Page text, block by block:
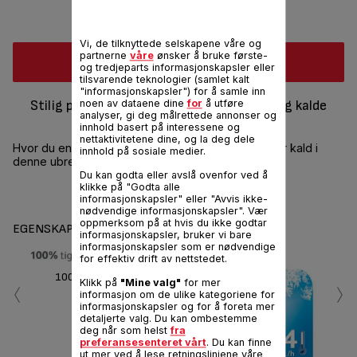
Kjøp online
Stilig praktisk termos og kopp for varme og kalde
drikker.
Hvor du enn reiser, kan du holde drikken varm eller kald i
denne ubrekkelige termosen. 1/0,7/0,5 l versjoner.
Del Send
EGENSKAPER
100 % lekkasjesikker
‹ ›
Vi, de tilknyttede selskapene våre og
partnerne våreønsker å bruke første-
og tredjeparts informasjonskapsler eller
tilsvarende teknologier (samlet kalt
"informasjonskapsler") for å samle inn
noen av dataene dinefor å utføre
analyser, gi deg målrettede annonser og
innhold basert på interessene og
nettaktivitetene dine, og la deg dele
innhold på sosiale medier.
Du kan godta eller avslå ovenfor ved å
klikke på "Godta alle
informasjonskapsler" eller "Avvis ikke-
nødvendige informasjonskapsler". Vær
oppmerksom på at hvis du ikke godtar
informasjonskapsler, bruker vi bare
informasjonskapsler som er nødvendige
for effektiv drift av nettstedet.
Klikk på "Mine valg" for mer
informasjon om de ulike kategoriene for
informasjonskapsler og for å foreta mer
detaljerte valg. Du kan ombestemme
deg når som helstfra
preferansesenteret vårt. Du kan finne
ut mer ved å lese retningslinjene våre